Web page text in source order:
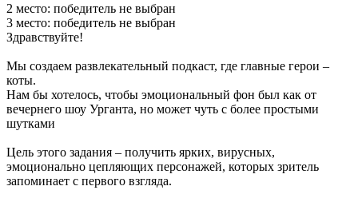
2 место: победитель не выбран
3 место: победитель не выбран
Здравствуйте!
Мы создаем развлекательный подкаст, где главные герои –
коты.
Нам бы хотелось, чтобы эмоциональный фон был как от
вечернего шоу Урганта, но может чуть с более простыми
шутками
Цель этого задания – получить ярких, вирусных,
эмоционально цепляющих персонажей, которых зритель
запоминает с первого взгляда.